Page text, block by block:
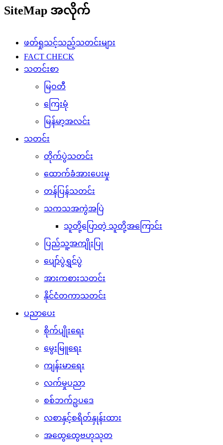
SiteMap အလိုက်
ဖတ်ရှုသင့်သည့်သတင်းများ
FACT CHECK
သတင်းစာ
မြဝတီ
ကြေးမုံ
မြန်မာ့အလင်း
သတင်း
တိုက်ပွဲသတင်း
ထောက်ခံအားပေးမှု
တန်ပြန်သတင်း
သကသအကွဲအပြဲ
သူတို့ပြောတဲ့ သူတို့အကြောင်း
ပြည်သူ့အကျိုးပြု
ပျော်ပွဲရွှင်ပွဲ
အားကစားသတင်း
နိုင်ငံတကာသတင်း
ပညာပေး
စိုက်ပျိုးရေး
မွေးမြူရေး
ကျန်းမာရေး
လက်မှုပညာ
စစ်ဘက်ဥပဒေ
လစာနှင့်စရိတ်နှုန်းထား
အထွေထွေဗဟုသုတ